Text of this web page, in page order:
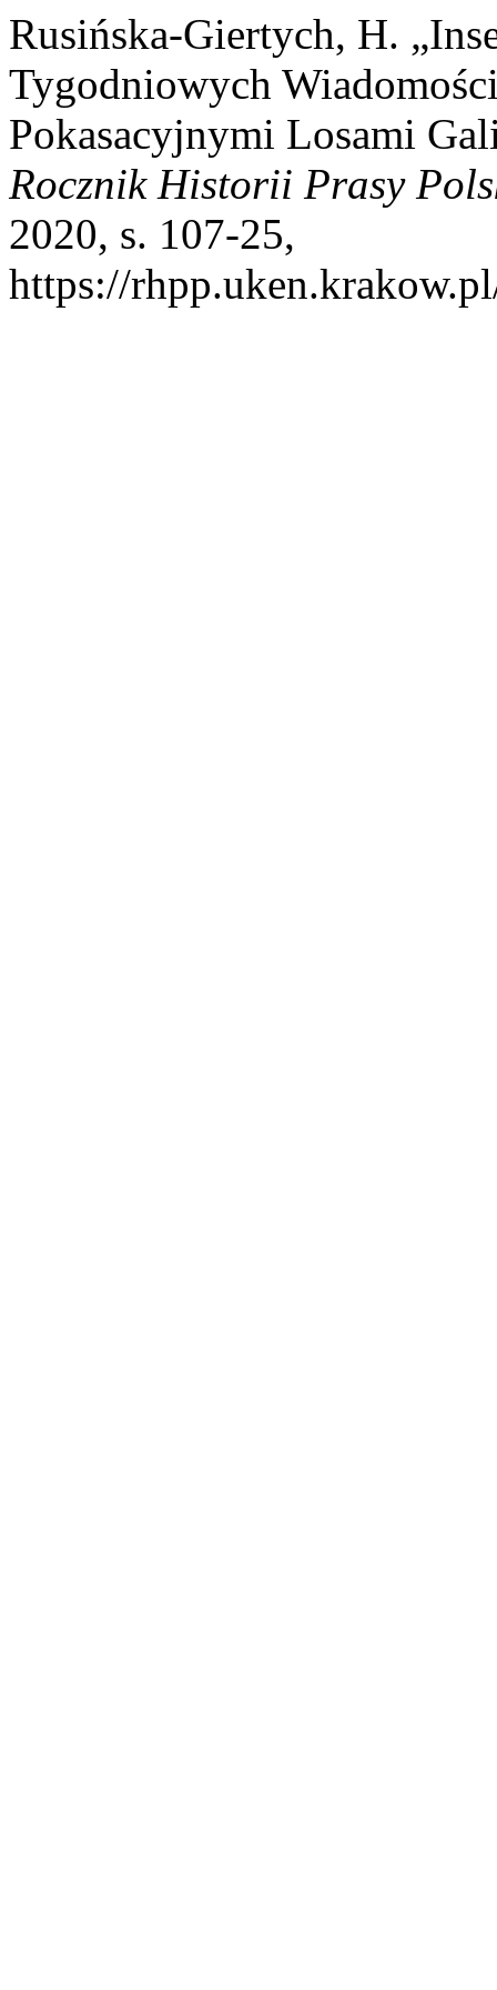
Rusińska-Giertych, H.
Tygodniowych
Pokasacyjnymi Losami
Rocznik Historii Prasy
2020, s. 107-25,
https://